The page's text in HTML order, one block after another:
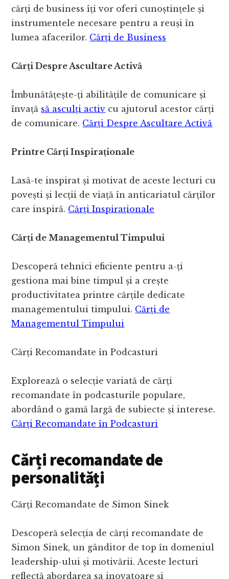
cărți de business îți vor oferi cunoștințele și
instrumentele necesare pentru a reuși în
lumea afacerilor. Cărți de Business
Cărți Despre Ascultare Activă
Îmbunătățește-ți abilitățile de comunicare și
învață să asculți activ cu ajutorul acestor cărți
de comunicare. Cărți Despre Ascultare Activă
Printre Cărți Inspiraționale
Lasă-te inspirat și motivat de aceste lecturi cu
povești și lecții de viață în anticariatul cărților
care inspiră. Cărți Inspiraționale
Cărți de Managementul Timpului
Descoperă tehnici eficiente pentru a-ți
gestiona mai bine timpul și a crește
productivitatea printre cărțile dedicate
managementului timpului. Cărți de
Managementul Timpului
Cărți Recomandate în Podcasturi
Explorează o selecție variată de cărți
recomandate în podcasturile populare,
abordând o gamă largă de subiecte și interese.
Cărți Recomandate în Podcasturi
Cărți recomandate de
personalități
Cărți Recomandate de Simon Sinek
Descoperă selecția de cărți recomandate de
Simon Sinek, un gânditor de top în domeniul
leadership-ului și motivării. Aceste lecturi
reflectă abordarea sa inovatoare și